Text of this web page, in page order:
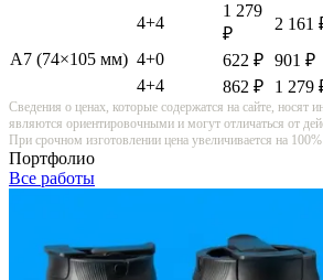
4+4
1 279
₽
2 161
А7 (74×105 мм) 4+0 622 ₽ 901 ₽
4+4
862 ₽ 1 279
Сведения о ценах, которые содержатся на сайте, носят
являются ориентировочными и могут отличаться от
При срочном изготовлении цена увеличивается на 100%
Портфолио
Все работы